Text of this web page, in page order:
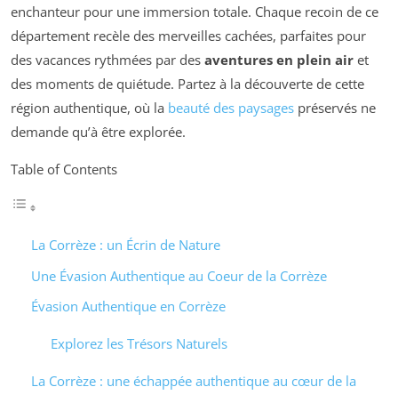
enchanteur pour une immersion totale. Chaque recoin de ce
département recèle des merveilles cachées, parfaites pour
des vacances rythmées par des aventures en plein air et
des moments de quiétude. Partez à la découverte de cette
région authentique, où la beauté des paysages préservés ne
demande qu’à être explorée.
Table of Contents
La Corrèze : un Écrin de Nature
Une Évasion Authentique au Coeur de la Corrèze
Évasion Authentique en Corrèze
Explorez les Trésors Naturels
La Corrèze : une échappée authentique au cœur de la